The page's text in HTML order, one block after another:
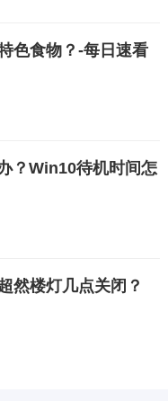
色食物？-每日速看
？Win10待机时间怎
然楼灯几点关闭？